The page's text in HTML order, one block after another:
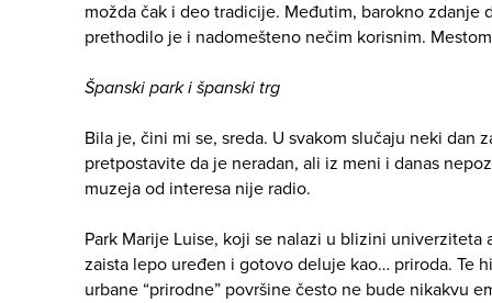
možda čak i deo tradicije. Međutim, barokno zdanje
prethodilo je i nadomešteno nečim korisnim.
Španski park i španski trg
Bila je, čini mi se, sreda. U svakom slučaju neki dan
pretpostavite da je neradan, ali iz meni i danas
muzeja od interesa nije radio.
Park Marije Luise, koji se nalazi u blizini univerziteta
zaista lepo uređen i gotovo deluje kao… priroda. Te
urbane “prirodne” površine često ne bude nikakvu